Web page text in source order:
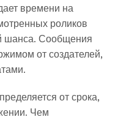
времени на
роликов
шанса. Сообщения
от создателей,
от срока,
Чем